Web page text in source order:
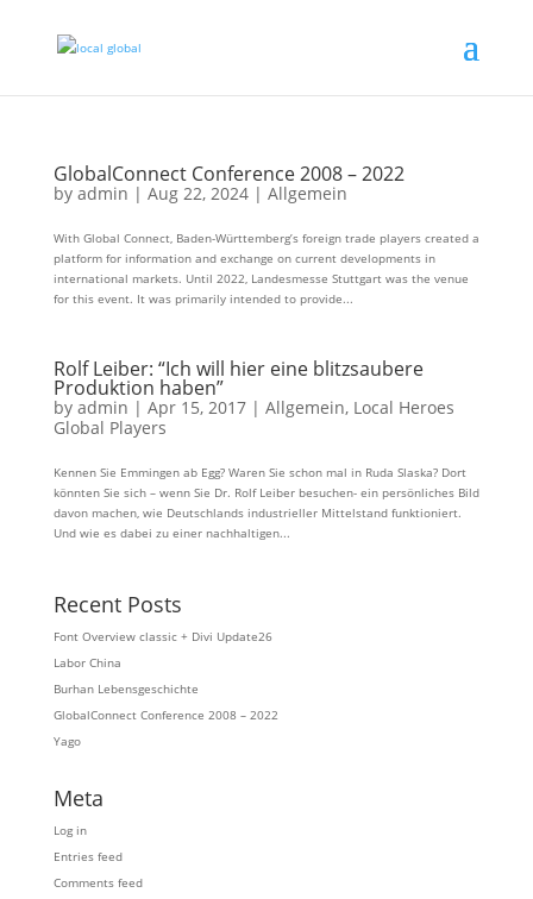
GlobalConnect Conference 2008 – 2022
by admin | Aug 22, 2024| Allgemein
With Global Connect, Baden-Württemberg’s foreign trade players created a
platform for information and exchange on current developments in
international markets. Until 2022, Landesmesse Stuttgart was the venue
for this event. It was primarily intended to provide...
Rolf Leiber: “Ich will hier eine blitzsaubere
Produktion haben”
by admin | Apr 15, 2017| Allgemein, Local Heroes
Global Players
Kennen Sie Emmingen ab Egg? Waren Sie schon mal in Ruda Slaska? Dort
könnten Sie sich – wenn Sie Dr. Rolf Leiber besuchen- ein persönliches Bild
davon machen, wie Deutschlands industrieller Mittelstand funktioniert.
Und wie es dabei zu einer nachhaltigen...
Recent Posts
Font Overview classic + Divi Update26
Labor China
Burhan Lebensgeschichte
GlobalConnect Conference 2008 – 2022
Yago
Meta
Log in
Entries feed
Comments feed